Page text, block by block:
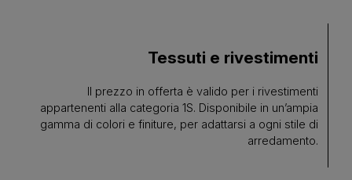
Tessuti e rivestimenti
Il prezzo in offerta è valido per i rivestimenti
appartenenti alla categoria 1S. Disponibile in un’ampia
gamma di colori e finiture, per adattarsi a ogni stile di
arredamento.